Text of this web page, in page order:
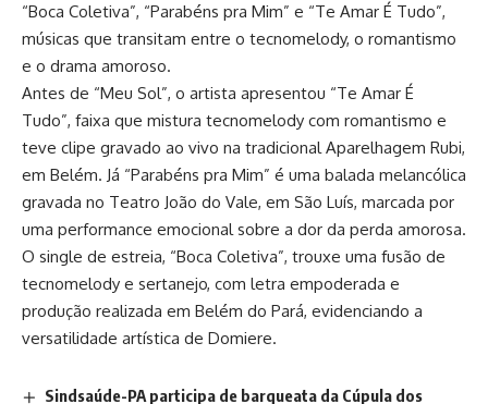
“Boca Coletiva”, “Parabéns pra Mim” e “Te Amar É Tudo”,
músicas que transitam entre o tecnomelody, o romantismo
e o drama amoroso.
Antes de “Meu Sol”, o artista apresentou “Te Amar É
Tudo”, faixa que mistura tecnomelody com romantismo e
teve clipe gravado ao vivo na tradicional Aparelhagem Rubi,
em Belém. Já “Parabéns pra Mim” é uma balada melancólica
gravada no Teatro João do Vale, em São Luís, marcada por
uma performance emocional sobre a dor da perda amorosa.
O single de estreia, “Boca Coletiva”, trouxe uma fusão de
tecnomelody e sertanejo, com letra empoderada e
produção realizada em Belém do Pará, evidenciando a
versatilidade artística de Domiere.
Sindsaúde-PA participa de barqueata da Cúpula dos